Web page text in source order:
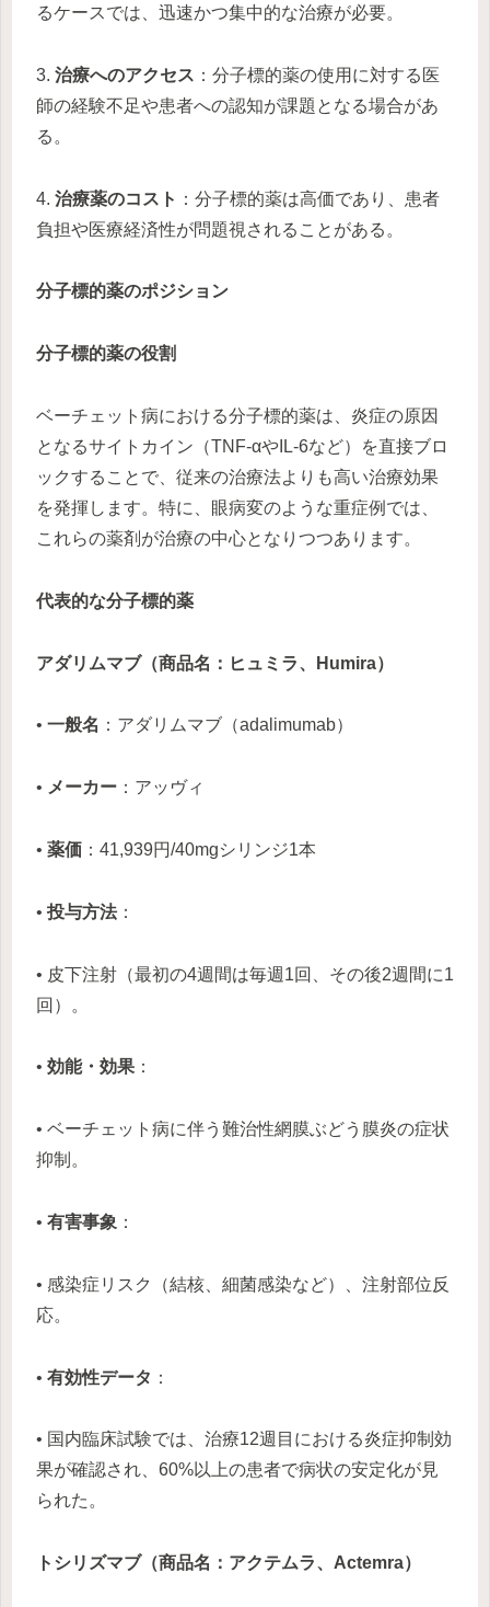
るケースでは、迅速かつ集中的な治療が必要。
3. 治療へのアクセス ：分子標的薬の使用に対する医
師の経験不足や患者への認知が課題となる場合があ
る。
4. 治療薬のコスト ：分子標的薬は高価であり、患者
負担や医療経済性が問題視されることがある。
分子標的薬のポジション
分子標的薬の役割
ベーチェット病における分子標的薬は、炎症の原因
となるサイトカイン（TNF-αやIL-6など）を直接ブロ
ックすることで、従来の治療法よりも高い治療効果
を発揮します。特に、眼病変のような重症例では、
これらの薬剤が治療の中心となりつつあります。
代表的な分子標的薬
アダリムマブ（商品名：ヒュミラ、Humira）
• 一般名 ：アダリムマブ（adalimumab）
• メーカー ：アッヴィ
• 薬価 ：41,939円/40mgシリンジ1本
• 投与方法：
• 皮下注射（最初の4週間は毎週1回、その後2週間に1
回）。
• 効能・効果 ：
• ベーチェット病に伴う難治性網膜ぶどう膜炎の症状
抑制。
• 有害事象 ：
• 感染症リスク（結核、細菌感染など）、注射部位反
応。
• 有効性データ ：
• 国内臨床試験では、治療12週目における炎症抑制効
果が確認され、60%以上の患者で病状の安定化が見
られた。
トシリズマブ（商品名：アクテムラ、Actemra）